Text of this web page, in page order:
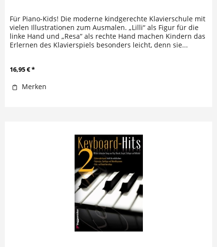
Für Piano-Kids! Die moderne kindgerechte Klavierschule mit
vielen Illustrationen zum Ausmalen. „Lilli“ als Figur für die
linke Hand und „Resa“ als rechte Hand machen Kindern das
Erlernen des Klavierspiels besonders leicht, denn sie...
16,95 € *
Merken